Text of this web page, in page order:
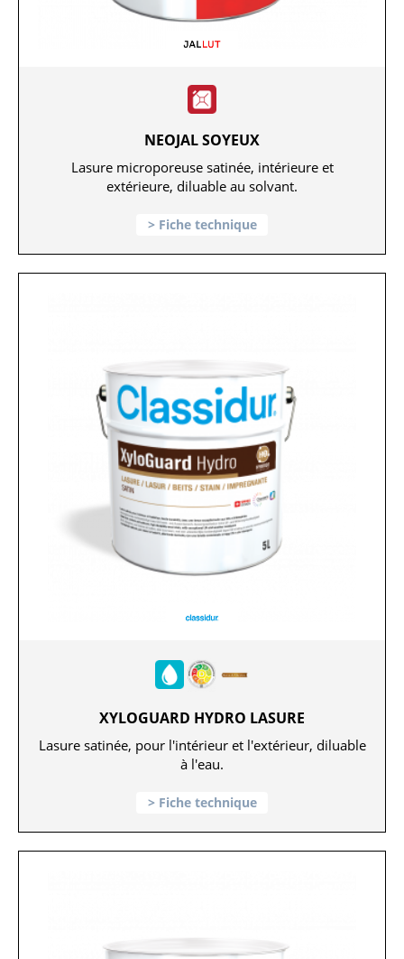
NEOJAL SOYEUX
Lasure microporeuse satinée, intérieure et
extérieure, diluable au solvant.
Fiche technique
XYLOGUARD HYDRO LASURE
Lasure satinée, pour l'intérieur et l'extérieur, diluable
à l'eau.
Fiche technique